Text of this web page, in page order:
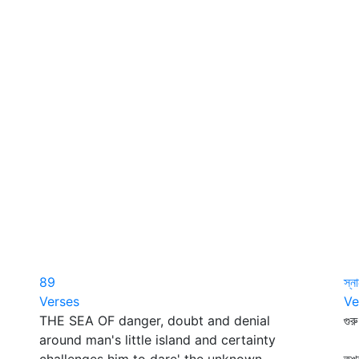
89
Verses
THE SEA OF danger, doubt and denial
around man's little island and certainty
গুরু